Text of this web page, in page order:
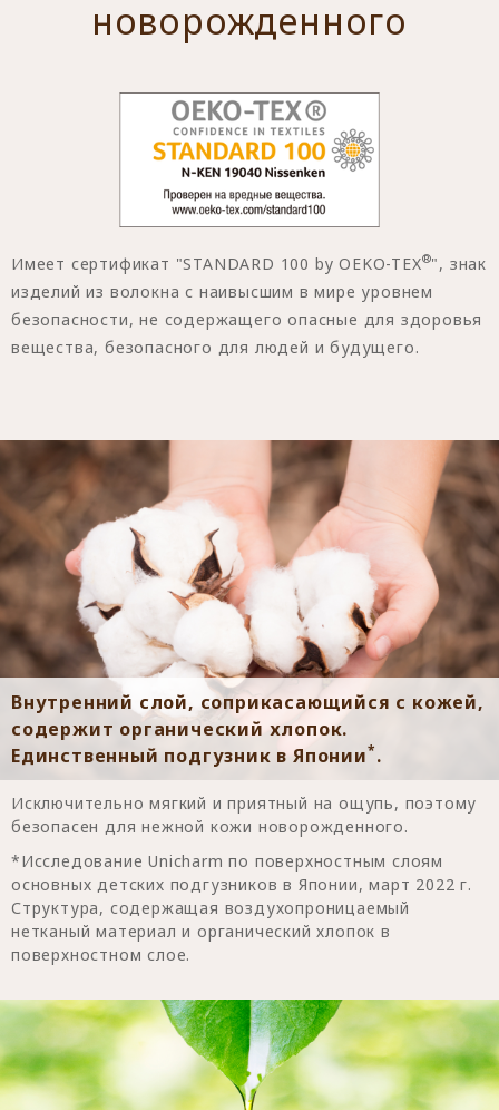
новорожденного
Имеет сертификат "STANDARD 100 by OEKO-TEX®", знак
изделий из волокна с наивысшим в мире уровнем
безопасности, не содержащего опасные для здоровья
вещества, безопасного для людей и будущего.
Внутренний слой, соприкасающийся с кожей,
содержит органический хлопок.
Единственный подгузник в Японии*.
Исключительно мягкий и приятный на ощупь, поэтому
безопасен для нежной кожи новорожденного.
*Исследование Unicharm по поверхностным слоям
основных детских подгузников в Японии, март 2022 г.
Структура, содержащая воздухопроницаемый
нетканый материал и органический хлопок в
поверхностном слое.